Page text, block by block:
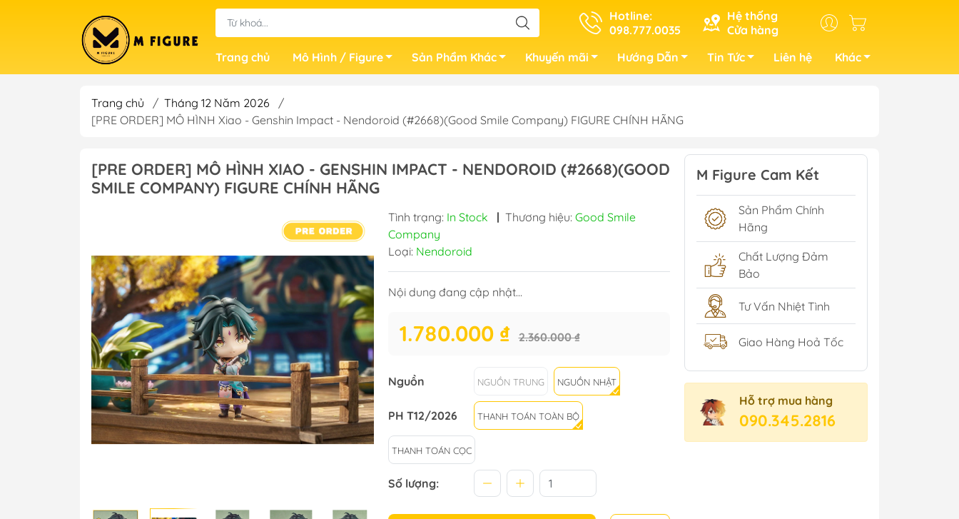
Hotline:
098.777.0035
Hệ thống
Cửa hàng
Trang chủ
Mô Hình / Figure Sản Phẩm Khác Khuyến mãi Hướng Dẫn Tin Tức Liên hệ Khác
Trang chủ / Tháng 12 Năm 2026
/
[PRE ORDER] MÔ HÌNH Xiao - Genshin Impact - Nendoroid (#2668)(Good Smile Company) FIGURE CHÍNH HÃNG
[PRE ORDER] MÔ HÌNH XIAO - GENSHIN IMPACT - NENDOROID (#2668)(GOOD
SMILE COMPANY) FIGURE CHÍNH HÃNG
Tình trạng: In Stock | Thương hiệu: Good Smile
Company
Loại: Nendoroid
Nội dung đang cập nhật...
1.780.000 ₫ 2.360.000 ₫
Nguồn NGUỒN TRUNG NGUỒN NHẬT
PH T12/2026 THANH TOÁN TOÀN BỘ
THANH TOÁN CỌC
Số lượng:
M Figure Cam Kết
Sản Phẩm Chính
Hãng
Chất Lượng Đảm
Bảo
Tư Vấn Nhiệt Tình
Giao Hàng Hoả Tốc
Hỗ trợ mua hàng
090.345.2816